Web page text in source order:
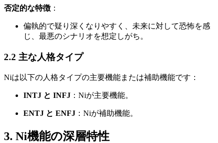
否定的な特徴 ：
偏執的で疑り深くなりやすく、未来に対して恐怖を感
じ、最悪のシナリオを想定しがち。
2.2 主な人格タイプ
Niは以下の人格タイプの主要機能または補助機能です：
INTJ と INFJ ：Niが主要機能。
ENTJ と ENFJ ：Niが補助機能。
3. Ni機能の深層特性